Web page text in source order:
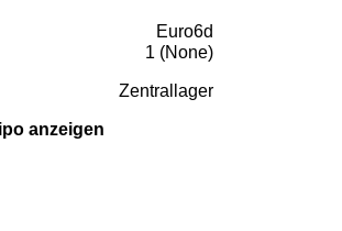
Euro6d
1 (None)
Zentrallager
anzeigen